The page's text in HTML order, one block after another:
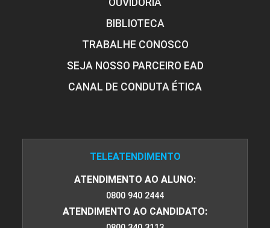
OUVIDORIA
BIBLIOTECA
TRABALHE CONOSCO
SEJA NOSSO PARCEIRO EAD
CANAL DE CONDUTA ÉTICA
TELEATENDIMENTO
ATENDIMENTO AO ALUNO:
0800 940 2444
ATENDIMENTO AO CANDIDATO: